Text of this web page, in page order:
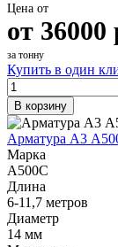
Цена от
от 36000
за тонну
Купить в один
В корзину
Арматура А3
Марка
А500С
Длина
6-11,7 метров
Диаметр
14 мм